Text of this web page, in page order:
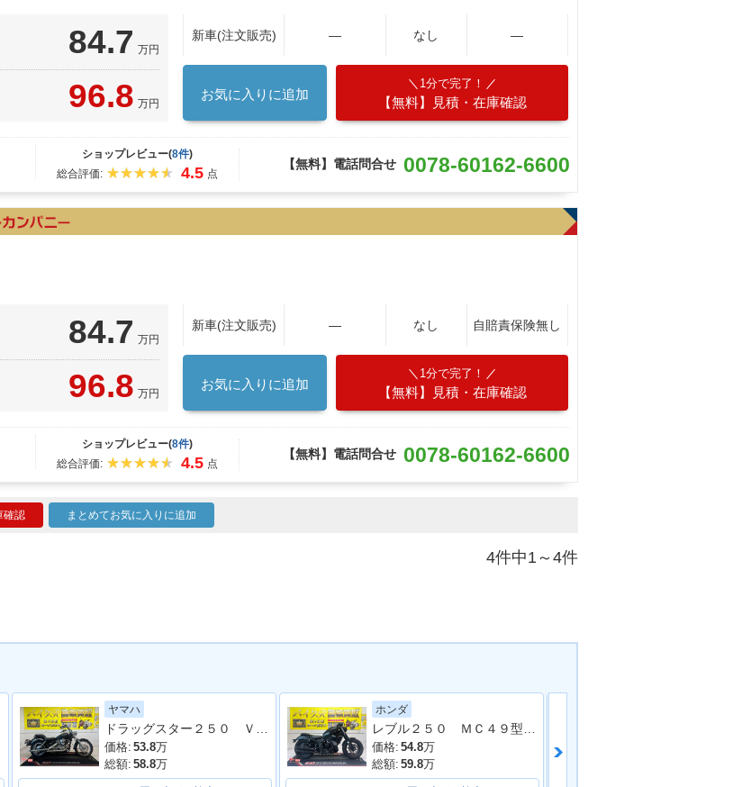
84.7 万円
96.8 万円
新車(注文販売) ― なし ―
お気に入りに追加
1分で完了！
【無料】見積・在庫確認
ショップレビュー(8件)
総合評価:
4.5 点
【無料】電話問合せ 0078-60162-6600
84.7 万円
96.8 万円
新車(注文販売) ― なし 自賠責保険無し
お気に入りに追加
1分で完了！
【無料】見積・在庫確認
ショップレビュー(8件)
総合評価:
4.5 点
【無料】電話問合せ 0078-60162-6600
確認 まとめてお気に入りに追加
4件中1～4件
ヤマハ
価格: 53.8万
総額: 58.8万
ホンダ
価格: 54.8万
総額: 59.8万